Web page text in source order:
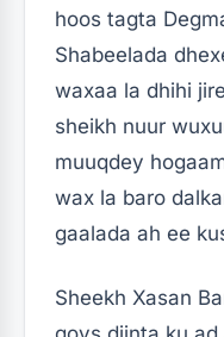
hoos tagta
Shabeelada
waxaa la dhihi
sheikh nuur
muuqdey
wax la baro
gaalada ah ee
Sheekh Xasan